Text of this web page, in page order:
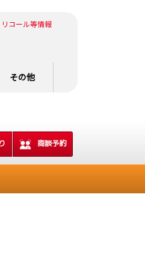
その他
リコール等情報
商談予約